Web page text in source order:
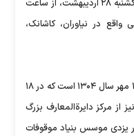
مراسم رونمایی از این تندیس صبح روز یکشنبه ۲۸ اردیبهشت، از ساعت
واقع در نیاوران، کاشانک،
به گزارش الف، زنده‌یاد ایرج افشار متولد ۱۶ مهر سال ۱۳۰۴ است که در ۱۸
از مرکز دایرة‌المعارف بزرگ
یزدی موسس بنیاد موقوفات